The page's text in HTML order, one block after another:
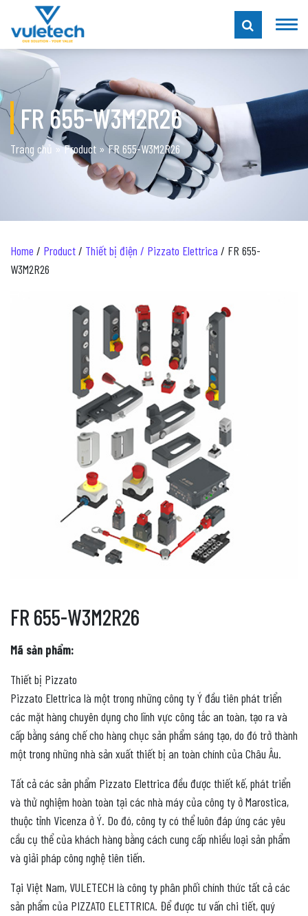
FR 655-W3M2R26
Trang chủ »Product »FR 655-W3M2R26
Home / Product/ Thiết bị điện / Pizzato Elettrica / FR 655-
W3M2R26
FR 655-W3M2R26
Mã sản phẩm:
Thiết bị Pizzato
Pizzato Elettrica là một trong những công ty Ý đầu tiên phát triển
các mặt hàng chuyên dụng cho lĩnh vực công tắc an toàn, tạo ra và
cấp bằng sáng chế cho hàng chục sản phẩm sáng tạo, do đó trở thành
một trong những nhà sản xuất thiết bị an toàn chính của Châu Âu.
Tất cả các sản phẩm Pizzato Elettrica đều được thiết kế, phát triển
và thử nghiệm hoàn toàn tại các nhà máy của công ty ở Marostica,
thuộc tỉnh Vicenza ở Ý. Do đó, công ty có thể luôn đáp ứng các yêu
cầu cụ thể của khách hàng bằng cách cung cấp nhiều loại sản phẩm
và giải pháp công nghệ tiên tiến.
Tại Việt Nam, VULETECH là công ty phân phối chính thức tất cả các
sản phẩm của PIZZATO ELETTRICA. Để được tư vấn chi tiết, quý